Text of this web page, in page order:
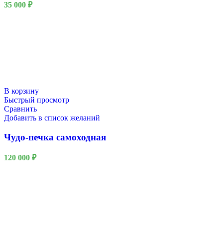
35 000 ₽
В корзину
Быстрый просмотр
Сравнить
Добавить в список желаний
Чудо-печка самоходная
120 000 ₽